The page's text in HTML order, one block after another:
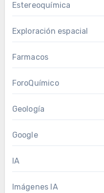
Estereoquímica
Exploración espacial
Farmacos
ForoQuímico
Geología
Google
IA
Imágenes IA